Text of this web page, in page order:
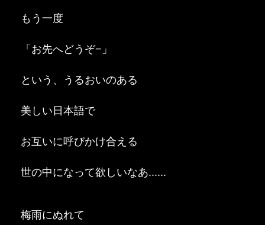
もう一度
「お先へどうぞ−」
という、うるおいのある
美しい日本語で
お互いに呼びかけ合える
世の中になって欲しいなあ......
梅雨にぬれて